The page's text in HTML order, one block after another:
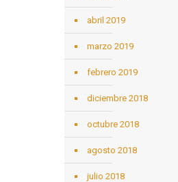
abril 2019
marzo 2019
febrero 2019
diciembre 2018
octubre 2018
agosto 2018
julio 2018